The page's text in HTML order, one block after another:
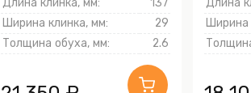
Длина клинка, мм:
137
Ширина клинка, мм:
29
Толщина обуха, мм:
2.6
Длина
Ширина